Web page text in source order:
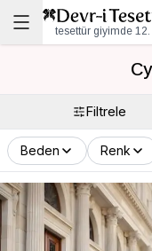
tesettür giyimde 12.
Filtrele
Beden Renk